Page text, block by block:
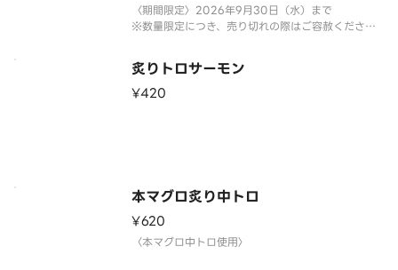
〈期間限定〉2026年9月30日（水）まで
※数量限定につき、売り切れの際はご容赦くださ
炙りトロサーモン
¥420
本マグロ炙り中トロ
¥620
〈本マグロ中トロ使用〉